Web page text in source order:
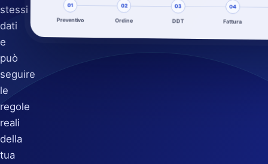
stessi
dati
e
può
seguire
le
regole
reali
della
tua
01
Preventivo
02
Ordine
03
DDT
04
Fattura